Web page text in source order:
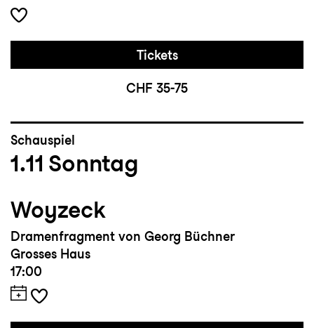
Tickets
CHF 35-75
Schauspiel
1.11 Sonntag
Woyzeck
Dramenfragment von Georg Büchner
Grosses Haus
17:00